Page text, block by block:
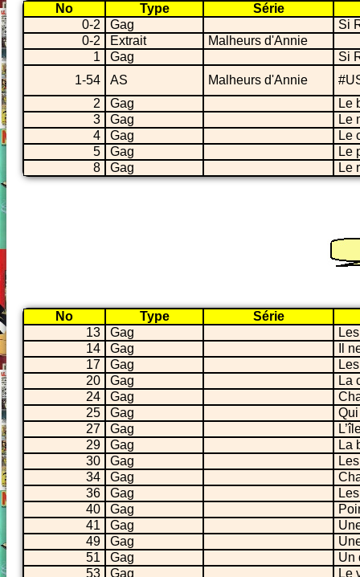
No Type
Série
0-2
Gag
Si
0-2
Extrait
Malheurs d'Annie
1
Gag
Si
1-54
AS Malheurs d'Annie
2
Gag
Le
3
Gag
Le
4
Gag
Le
5
Gag
Le
8
Gag Le
No Type
Série
13
Gag
14
Gag
Il
17
Gag
20
Gag
La
24
Gag
25
Gag
27
Gag
29
Gag
La
30
Gag
34
Gag
36
Gag
40
Gag
41
Gag
49
Gag
51
Gag
Un
53
Gag
Le